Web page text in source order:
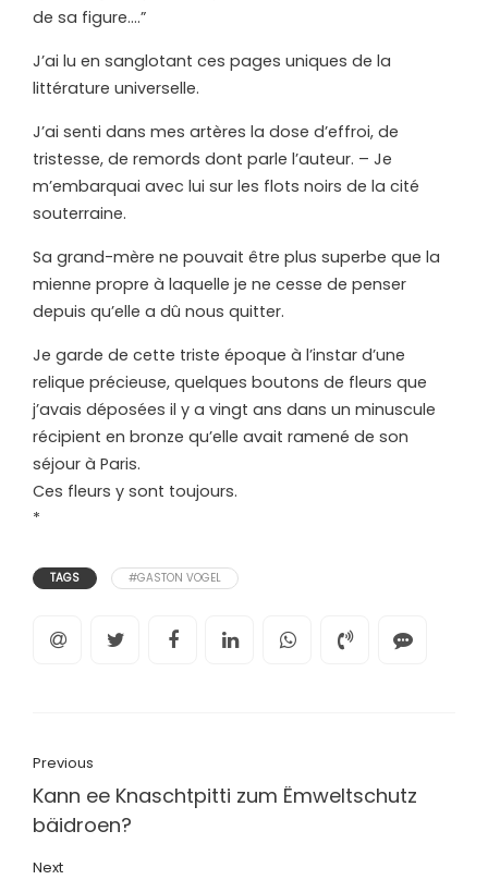
de sa figure….”
J’ai lu en sanglotant ces pages uniques de la
littérature universelle.
J’ai senti dans mes artères la dose d’effroi, de
tristesse, de remords dont parle l’auteur. – Je
m’embarquai avec lui sur les flots noirs de la cité
souterraine.
Sa grand-mère ne pouvait être plus superbe que la
mienne propre à laquelle je ne cesse de penser
depuis qu’elle a dû nous quitter.
Je garde de cette triste époque à l’instar d’une
relique précieuse, quelques boutons de fleurs que
j’avais déposées il y a vingt ans dans un minuscule
récipient en bronze qu’elle avait ramené de son
séjour à Paris.
Ces fleurs y sont toujours.
*
TAGS #GASTON VOGEL
Previous
Kann ee Knaschtpitti zum Ëmweltschutz
bäidroen?
Next